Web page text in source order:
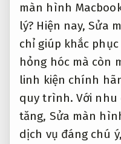
màn hình
lý? Hiện nay, Sửa
chỉ giúp khắc
hỏng hóc mà còn
linh kiện chính
quy trình. Với nhu
tăng, Sửa màn
dịch vụ đáng chú